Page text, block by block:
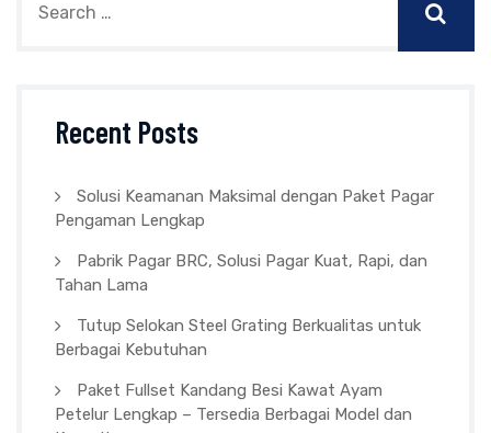
Recent Posts
Solusi Keamanan Maksimal dengan Paket Pagar
Pengaman Lengkap
Pabrik Pagar BRC, Solusi Pagar Kuat, Rapi, dan
Tahan Lama
Tutup Selokan Steel Grating Berkualitas untuk
Berbagai Kebutuhan
Paket Fullset Kandang Besi Kawat Ayam
Petelur Lengkap – Tersedia Berbagai Model dan